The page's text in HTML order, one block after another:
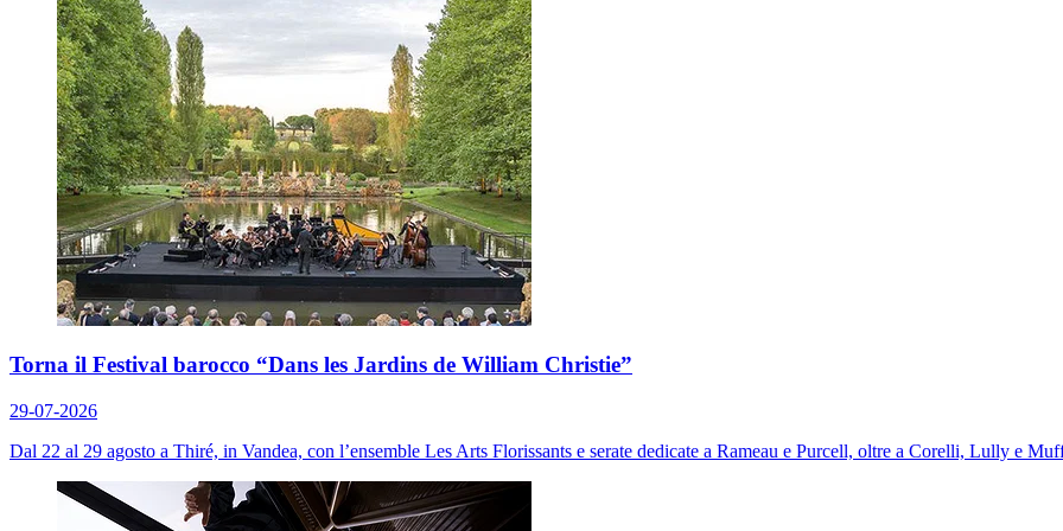
Torna il Festival barocco “Dans les Jardins de William Christie”
29-07-2026
Dal 22 al 29 agosto a Thiré, in Vandea, con l’ensemble Les Arts Florissants e serate dedicate a Rameau e Purcell, oltre a Corelli, Lully e